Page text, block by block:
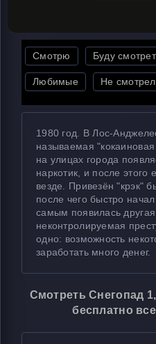
Смотрю Буду
Любимые Не смотрел
1980 год. В Лос-
называемая
на улицах города
наркотик, и после этого
везде. Привезён "крэк"
после чего быстро
самым появилась
неконтролируемая
одно: возможность
заработать много денег.
Смотреть Снегопад
бесплатно